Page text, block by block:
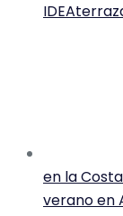
en la
verano en